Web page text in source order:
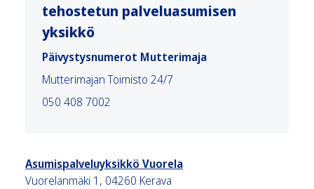
tehostetun palveluasumisen
yksikkö
Päivystysnumerot Mutterimaja
Mutterimajan Toimisto 24/7
050 408 7002
Asumispalveluyksikkö Vuorela
Vuorelanmäki 1, 04260 Kerava